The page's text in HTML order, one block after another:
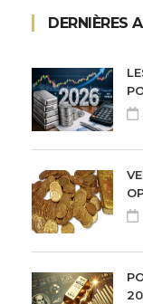
DERNIÈRES